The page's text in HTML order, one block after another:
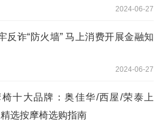
2024-06-27
反诈“防火墙” 马上消费开展金融知
2024-06-27
椅十大品牌：奥佳华/西屋/荣泰上
选按摩椅选购指南